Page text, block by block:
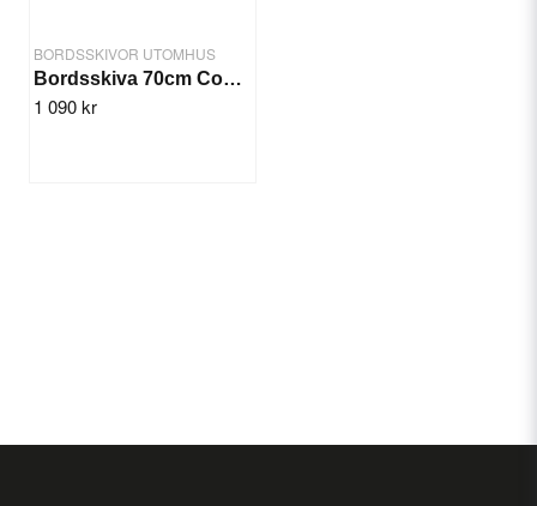
BORDSSKIVOR UTOMHUS
Bordsskiva 70cm Concrete
1 090 kr